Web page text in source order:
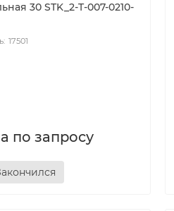
30 STK_2-T-007-0210-
17501
по запросу